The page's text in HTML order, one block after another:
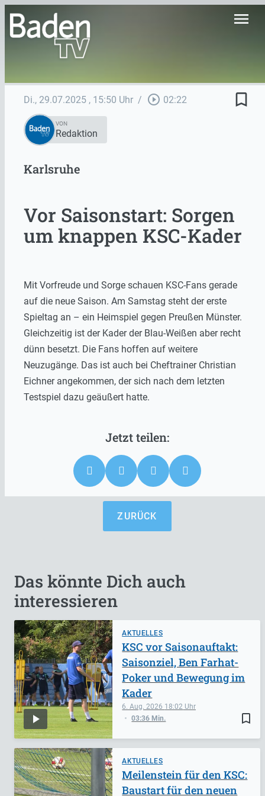
menu
Di., 29.07.2025 , 15:50 Uhr / play_circle_outline 02:22 bookmark_border
VON
Redaktion
Karlsruhe
Vor Saisonstart: Sorgen
um knappen KSC-Kader
Mit Vorfreude und Sorge schauen KSC-Fans gerade
auf die neue Saison. Am Samstag steht der erste
Spieltag an – ein Heimspiel gegen Preußen Münster.
Gleichzeitig ist der Kader der Blau-Weißen aber recht
dünn besetzt. Die Fans hoffen auf weitere
Neuzugänge. Das ist auch bei Cheftrainer Christian
Eichner angekommen, der sich nach dem letzten
Testspiel dazu geäußert hatte.
ZURÜCK
Das könnte Dich auch
interessieren
AKTUELLES
bookmark_border
6. Aug. 2026 18:02
03:36 Min.
KSC vor Saisonauftakt:
Saisonziel, Ben Farhat-
Poker und Bewegung im
Kader
AKTUELLES
Meilenstein für den KSC:
Baustart für den neuen